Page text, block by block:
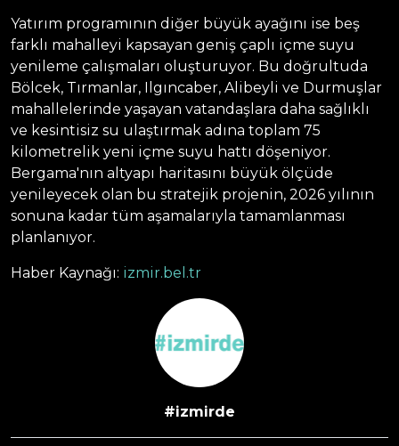
#izmirde
Yatırım programının diğer büyük ayağını ise beş
farklı mahalleyi kapsayan geniş çaplı içme suyu
yenileme çalışmaları oluşturuyor. Bu doğrultuda
Bölcek, Tırmanlar, Ilgıncaber, Alibeyli ve Durmuşlar
mahallelerinde yaşayan vatandaşlara daha sağlıklı
ve kesintisiz su ulaştırmak adına toplam 75
kilometrelik yeni içme suyu hattı döşeniyor.
Bergama'nın altyapı haritasını büyük ölçüde
yenileyecek olan bu stratejik projenin, 2026 yılının
sonuna kadar tüm aşamalarıyla tamamlanması
planlanıyor.
Haber Kaynağı: izmir.bel.tr